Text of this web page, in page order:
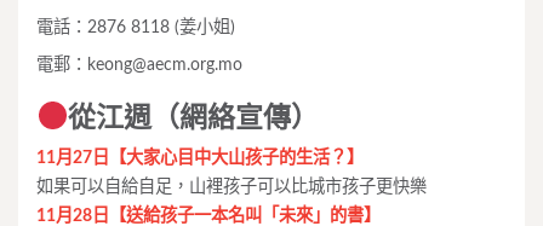
電話：2876 8118 (姜小姐)
電郵： keong@aecm.org.mo
從江週（網絡宣傳）
11月27日【大家心目中大山孩子的生活？】
如果可以自給自足，山裡孩子可以比城市孩子更快樂
11月28日【送給孩子一本名叫「未來」的書】